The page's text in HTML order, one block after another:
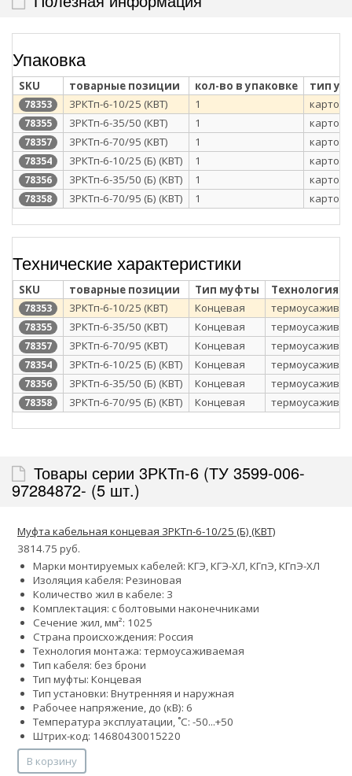
Упаковка
SKU товарные позиции кол-во в упаковке тип
78353 3РКТп-6-10/25 (КВТ) 1
78355 3РКТп-6-35/50 (КВТ) 1
78357 3РКТп-6-70/95 (КВТ) 1
78354 3РКТп-6-10/25 (Б) (КВТ) 1
78356 3РКТп-6-35/50 (Б) (КВТ) 1
78358 3РКТп-6-70/95 (Б) (КВТ) 1
Технические характеристики
SKU товарные позиции Тип муфты Технология
78353 3РКТп-6-10/25 (КВТ) Концевая
78355 3РКТп-6-35/50 (КВТ) Концевая
78357 3РКТп-6-70/95 (КВТ) Концевая
78354 3РКТп-6-10/25 (Б) (КВТ) Концевая
78356 3РКТп-6-35/50 (Б) (КВТ) Концевая
78358 3РКТп-6-70/95 (Б) (КВТ) Концевая
Товары серии 3РКТп-6 (ТУ 3599-006-
97284872- (5 шт.)
Муфта кабельная концевая 3РКТп-6-10/25 (Б) (КВТ)
3814.75 руб.
Марки монтируемых кабелей: КГЭ, КГЭ-ХЛ, КГпЭ, КГпЭ-ХЛ
Изоляция кабеля: Резиновая
Количество жил в кабеле: 3
Комплектация: с болтовыми наконечниками
Сечение жил, мм²: 1025
Страна происхождения: Россия
Технология монтажа: термоусаживаемая
Тип кабеля: без брони
Тип муфты: Концевая
Тип установки: Внутренняя и наружная
Рабочее напряжение, до (кВ): 6
Температура эксплуатации, ˚С: -50...+50
Штрих-код: 14680430015220
В корзину